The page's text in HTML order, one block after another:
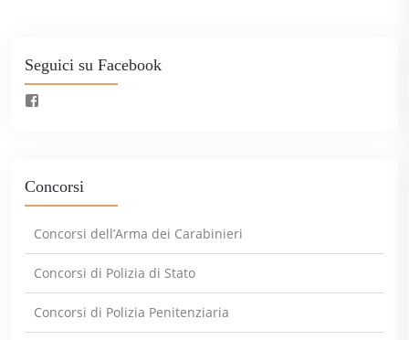
Seguici su Facebook
Concorsi
Concorsi dell’Arma dei Carabinieri
Concorsi di Polizia di Stato
Concorsi di Polizia Penitenziaria